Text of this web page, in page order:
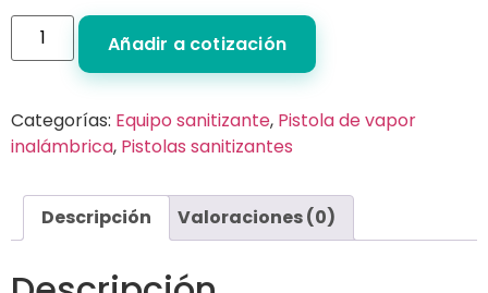
Añadir a cotización
Categorías: Equipo sanitizante, Pistola de vapor
inalámbrica, Pistolas sanitizantes
Descripción Valoraciones (0)